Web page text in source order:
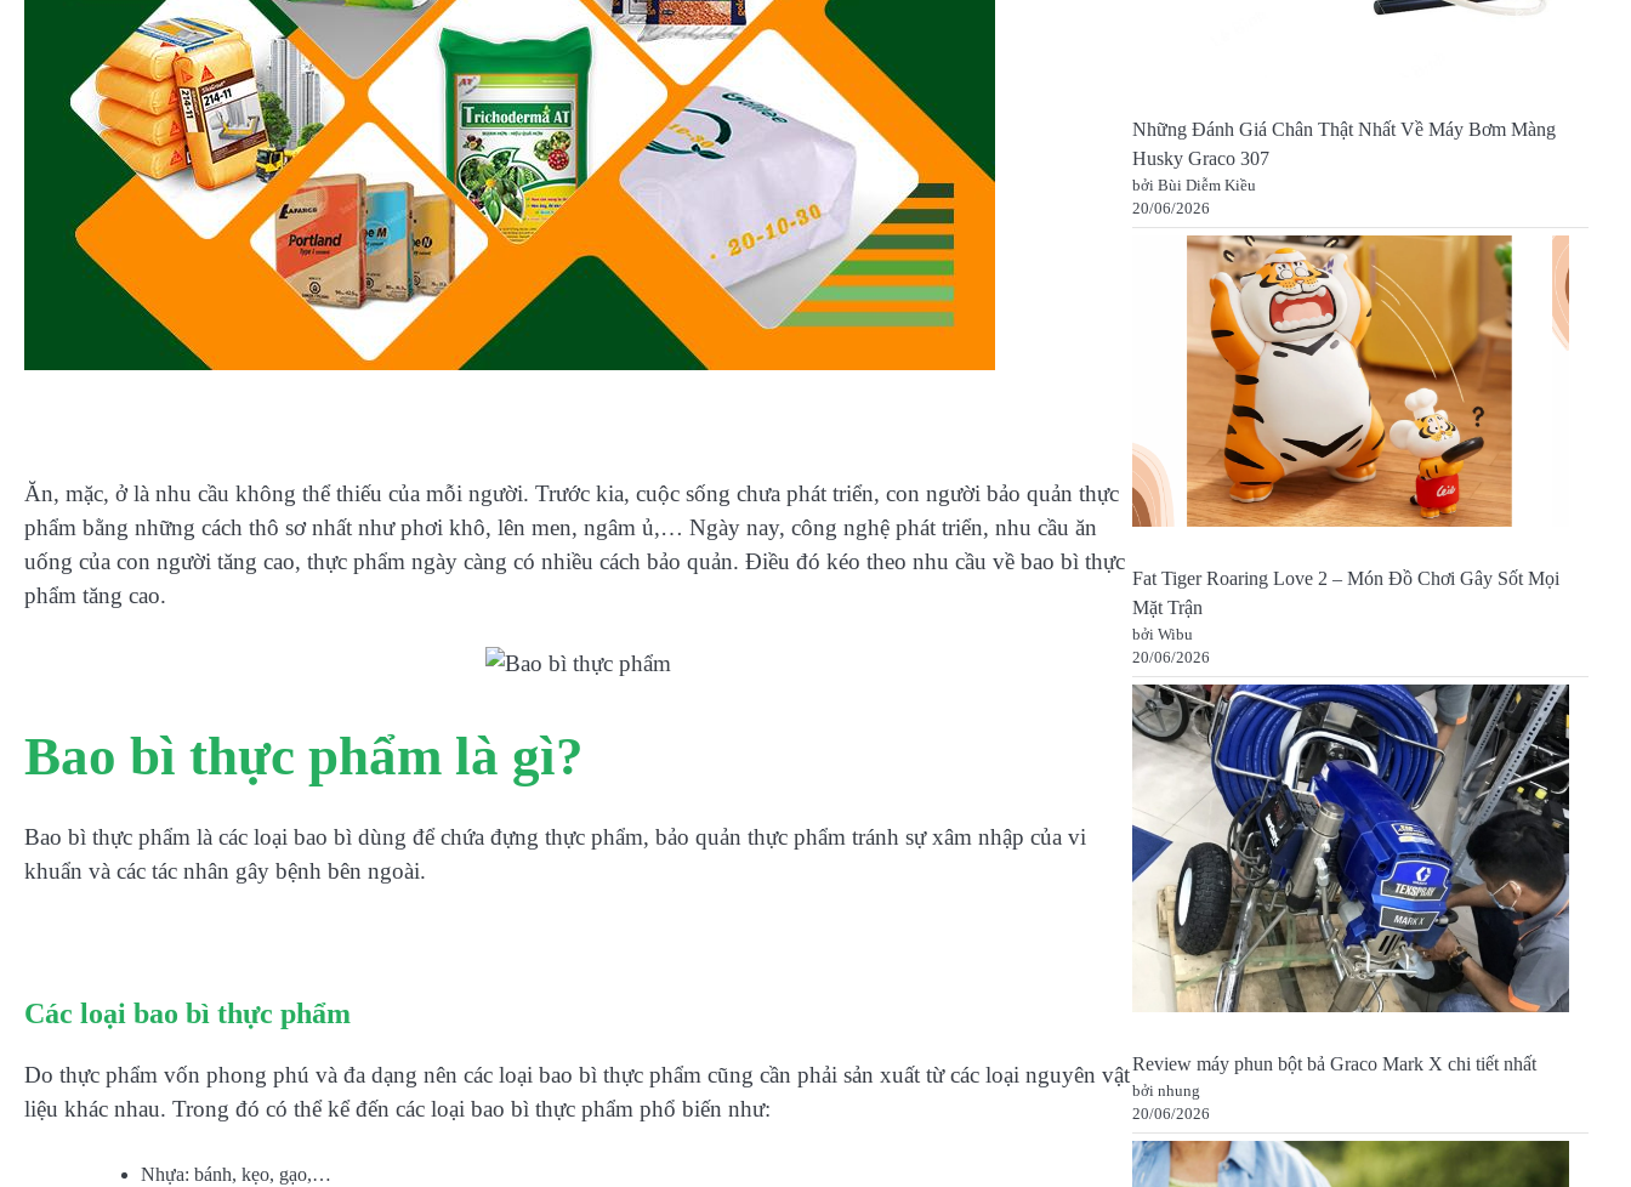
Ăn, mặc, ở là nhu cầu không thể thiếu của mỗi người. Trước kia, cuộc sống chưa phát triển, con người bảo quản thực
phẩm bằng những cách thô sơ nhất như phơi khô, lên men, ngâm ủ,… Ngày nay, công nghệ phát triển, nhu cầu ăn
uống của con người tăng cao, thực phẩm ngày càng có nhiều cách bảo quản. Điều đó kéo theo nhu cầu về bao bì thực
phẩm tăng cao.
Bao bì thực phẩm là gì?
Bao bì thực phẩm là các loại bao bì dùng để chứa đựng thực phẩm, bảo quản thực phẩm tránh sự xâm nhập của vi
khuẩn và các tác nhân gây bệnh bên ngoài.
Các loại bao bì thực phẩm
Do thực phẩm vốn phong phú và đa dạng nên các loại bao bì thực phẩm cũng cần phải sản xuất từ các loại nguyên vật
liệu khác nhau. Trong đó có thể kể đến các loại bao bì thực phẩm phổ biến như:
Nhựa: bánh, kẹo, gạo,…
Những Đánh Giá Chân Thật Nhất Về Máy Bơm Màng
Husky Graco 307
bởi Bùi Diễm Kiều
20/06/2026
Fat Tiger Roaring Love 2 – Món Đồ Chơi Gây Sốt Mọi
Mặt Trận
bởi Wibu
20/06/2026
Review máy phun bột bả Graco Mark X chi tiết nhất
bởi nhung
20/06/2026